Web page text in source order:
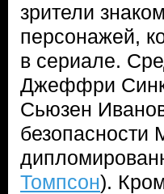
зрители
персонажей,
в сериале.
Джеффри
Сьюзен
безопасности
Томпсон).